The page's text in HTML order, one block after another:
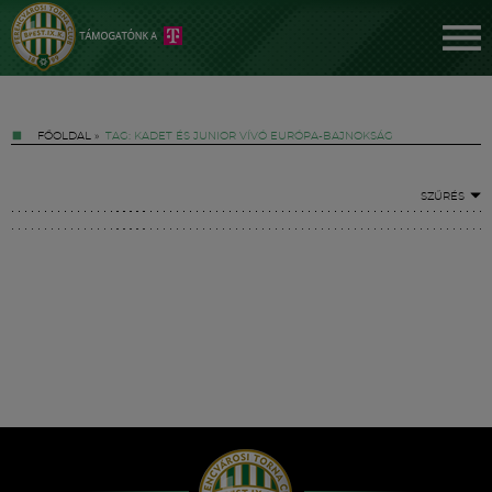
FŐOLDAL » TAG: KADET ÉS JUNIOR VÍVÓ EURÓPA-BAJNOKSÁG
SZŰRÉS
Hírek